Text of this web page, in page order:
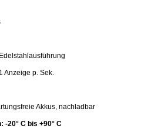
Anzeige p. Sek.
Akkus, nachladbar
-20° C bis +90° C